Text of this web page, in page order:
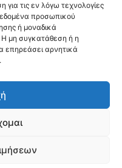
τις εν λόγω τεχνολογίες
προσωπικού
ή μοναδικά
Η μη συγκατάθεση ή η
επηρεάσει αρνητικά
που αφορούν την Νέα
αρθρογραφία, καθώς και